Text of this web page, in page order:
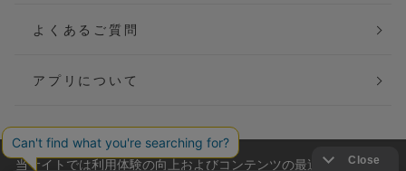
よくあるご質問
アプリについて
当サイトでは利用体験の向上およびコンテンツの最適な提供、ト